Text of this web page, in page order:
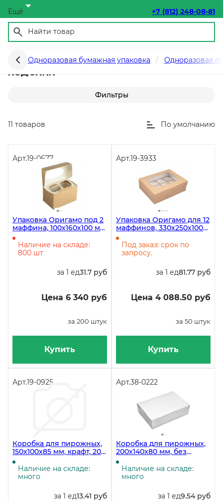
Ещё +7 (812) 248-08-81
Одноразовая бумажная упаковка Одноразовая
Упаковка для кондитерских
изделий
Фильтры
11 товаров По умолчанию
Арт.19-0677
Упаковка Оригамо под 2
маффина, 100х160х100 мм,
200 штук в коробке
Наличие на складе:
800 шт
за 1 ед31.7 руб
Цена 6 340 руб
за 200 штук
Купить
Арт.19-3933
Упаковка Оригамо для 12
маффинов, 330х250х100
мм
Под заказ: срок по
запросу.
за 1 ед81.77 руб
Цена 4 088.50 руб
за 50 штук
Купить
Арт.19-0925
Коробка для пирожных,
150х100х85 мм, крафт, 200
штук
Наличие на складе:
много
за 1 ед13.41 руб
Арт.38-0222
Коробка для пирожных,
200х140х80 мм, без
печати, 200 штук
Наличие на складе:
много
за 1 ед9.54 руб